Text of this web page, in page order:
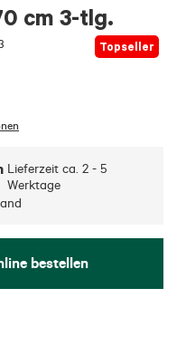
cm 3-tlg.
Topseller
Lieferzeit ca. 2 - 5
Werktage
bestellen